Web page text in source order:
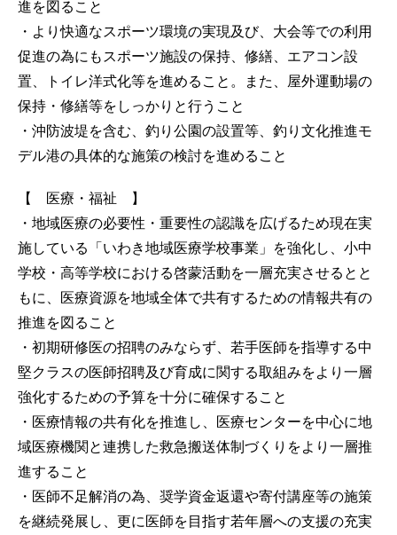
進を図ること
・より快適なスポーツ環境の実現及び、大会等での利用
促進の為にもスポーツ施設の保持、修繕、エアコン設
置、トイレ洋式化等を進めること。また、屋外運動場の
保持・修繕等をしっかりと行うこと
・沖防波堤を含む、釣り公園の設置等、釣り文化推進モ
デル港の具体的な施策の検討を進めること
【 医療・福祉 】
・地域医療の必要性・重要性の認識を広げるため現在実
施している「いわき地域医療学校事業」を強化し、小中
学校・高等学校における啓蒙活動を一層充実させるとと
もに、医療資源を地域全体で共有するための情報共有の
推進を図ること
・初期研修医の招聘のみならず、若手医師を指導する中
堅クラスの医師招聘及び育成に関する取組みをより一層
強化するための予算を十分に確保すること
・医療情報の共有化を推進し、医療センターを中心に地
域医療機関と連携した救急搬送体制づくりをより一層推
進すること
・医師不足解消の為、奨学資金返還や寄付講座等の施策
を継続発展し、更に医師を目指す若年層への支援の充実